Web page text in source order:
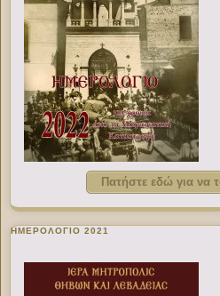
Πατήστε εδώ για να
ΗΜΕΡΟΛΟΓΙΟ 2021